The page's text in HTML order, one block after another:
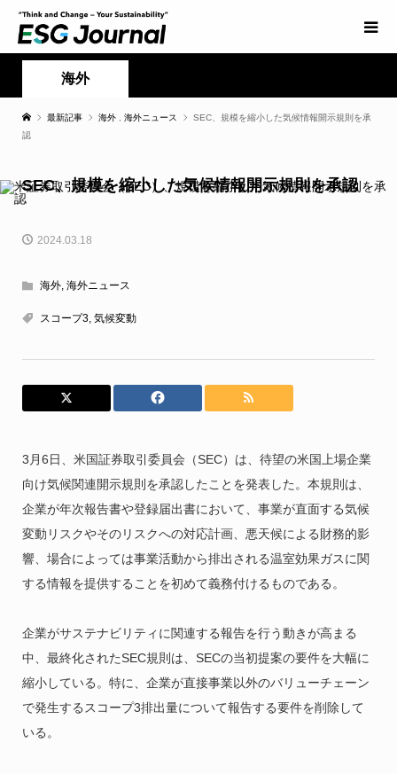
海外
最新記事 海外 海外ニュース
SEC、規模を縮小した気候情報開示規則を承
認
SEC、規模を縮小した気候情報開示規則を承認
2024.03.18
海外, 海外ニュース
スコープ3, 気候変動
3月6日、米国証券取引委員会（SEC）は、待望の米国上場企業
向け気候関連開示規則を承認したことを発表した。本規則は、
企業が年次報告書や登録届出書において、事業が直面する気候
変動リスクやそのリスクへの対応計画、悪天候による財務的影
響、場合によっては事業活動から排出される温室効果ガスに関
する情報を提供することを初めて義務付けるものである。
企業がサステナビリティに関連する報告を行う動きが高まる
中、最終化されたSEC規則は、SECの当初提案の要件を大幅に
縮小している。特に、企業が直接事業以外のバリューチェーン
で発生するスコープ3排出量について報告する要件を削除して
いる。